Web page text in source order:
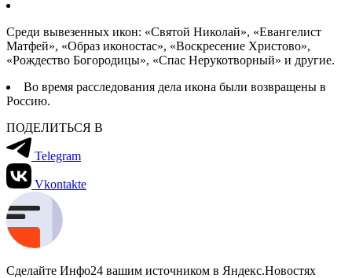
Среди вывезенных икон: «Святой Николай», «Евангелист
Матфей», «Образ иконостас», «Воскресение Христово»,
«Рождество Богородицы», «Спас Нерукотворный» и другие.
Во время расследования дела икона были возвращены в
Россию.
ПОДЕЛИТЬСЯ В
Telegram
Vkontakte
Сделайте Инфо24 вашим источником в Яндекс.Новостях